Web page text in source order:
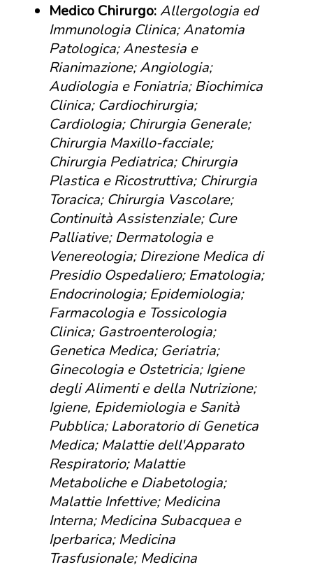
Medico Chirurgo: Allergologia ed
Immunologia Clinica; Anatomia
Patologica; Anestesia e
Rianimazione; Angiologia;
Audiologia e Foniatria; Biochimica
Clinica; Cardiochirurgia;
Cardiologia; Chirurgia Generale;
Chirurgia Maxillo-facciale;
Chirurgia Pediatrica; Chirurgia
Plastica e Ricostruttiva; Chirurgia
Toracica; Chirurgia Vascolare;
Continuità Assistenziale; Cure
Palliative; Dermatologia e
Venereologia; Direzione Medica di
Presidio Ospedaliero; Ematologia;
Endocrinologia; Epidemiologia;
Farmacologia e Tossicologia
Clinica; Gastroenterologia;
Genetica Medica; Geriatria;
Ginecologia e Ostetricia; Igiene
degli Alimenti e della Nutrizione;
Igiene, Epidemiologia e Sanità
Pubblica; Laboratorio di Genetica
Medica; Malattie dell'Apparato
Respiratorio; Malattie
Metaboliche e Diabetologia;
Malattie Infettive; Medicina
Interna; Medicina Subacquea e
Iperbarica; Medicina
Trasfusionale; Medicina